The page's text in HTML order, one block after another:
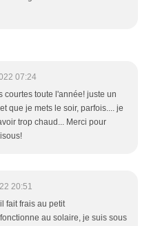
07:24
courtes toute l'année! juste un
que je mets le soir, parfois.... je
trop chaud... Merci pour
20:51
fait frais au petit
au solaire, je suis sous